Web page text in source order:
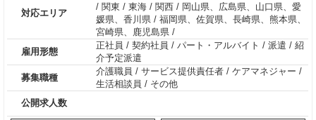
対応エリア
/ 関東 / 東海 / 関西 / 岡山県、広島県、山口県、愛
媛県、香川県 / 福岡県、佐賀県、長崎県、熊本県、
宮崎県、鹿児島県 /
雇用形態
正社員 /契約社員 /パート・アルバイト /派遣 /紹
介予定派遣
募集職種
介護職員 /サービス提供責任者 /ケアマネジャー /
生活相談員 / その他
公開求人数